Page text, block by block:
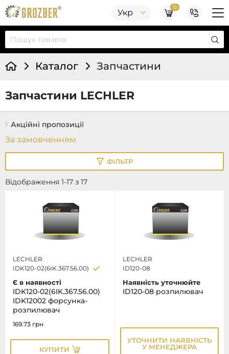
Укр
0
Каталог Запчастини
Запчастини LECHLER
Акційні пропозиції
Відображення 1-17 з 17
ФІЛЬТР
LECHLER
IDK120-02(6IK.367.56.00)
Є в наявності
IDK120-02(6IK.367.56.00)
IDK12002 форсунка-
розпилювач
169.73 грн
КУПИТИ
LECHLER
ID120-08
Наявність уточнюйте
ID120-08 розпилювач
УТОЧНИТИ НАЯВНІСТЬ
У МЕНЕДЖЕРА